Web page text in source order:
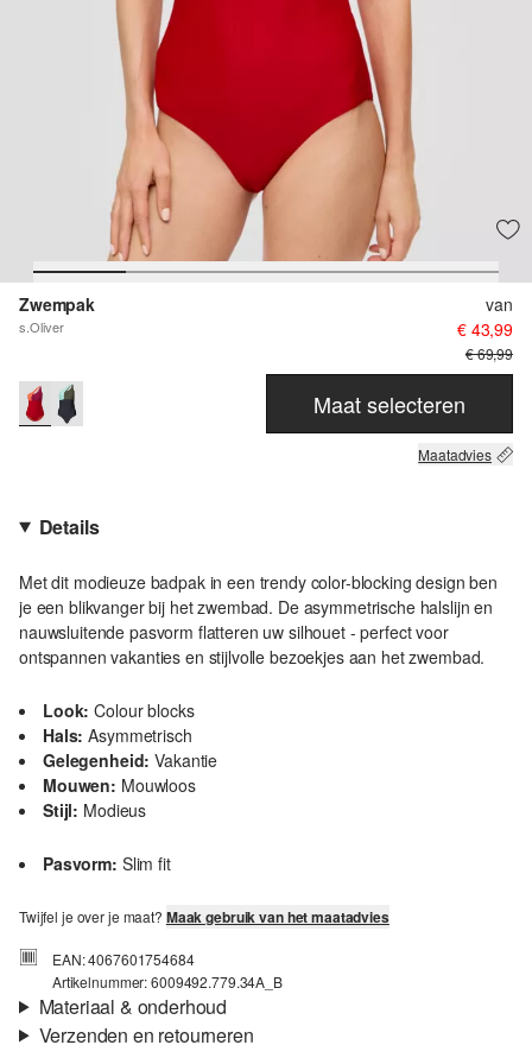
Zwempak
s.Oliver
van
€ 43,99
€ 69,99
Maat selecteren
Maatadvies
Details
Met dit modieuze badpak in een trendy color-blocking design ben
je een blikvanger bij het zwembad. De asymmetrische halslijn en
nauwsluitende pasvorm flatteren uw silhouet - perfect voor
ontspannen vakanties en stijlvolle bezoekjes aan het zwembad.
Look: Colour blocks
Hals: Asymmetrisch
Gelegenheid: Vakantie
Mouwen: Mouwloos
Stijl: Modieus
Pasvorm: Slim fit
Twijfel je over je maat? Maak gebruik van het maatadvies
EAN: 4067601754684
Artikelnummer: 6009492.779.34A_B
Materiaal & onderhoud
Verzenden en retourneren